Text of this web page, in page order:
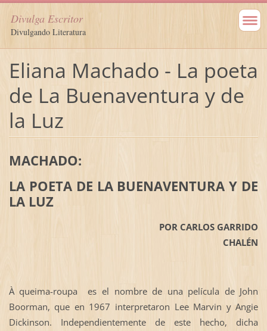
Divulga Escritor
Divulgando Literatura
Eliana Machado - La poeta
de La Buenaventura y de
la Luz
MACHADO:
LA POETA DE LA BUENAVENTURA Y DE
LA LUZ
POR CARLOS GARRIDO
CHALÉN
À queima-roupa es el nombre de una película de John
Boorman, que en 1967 interpretaron Lee Marvin y Angie
Dickinson. Independientemente de este hecho, dicha